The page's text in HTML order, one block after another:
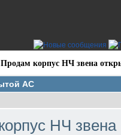
Продам корпус НЧ звена
АС
НЧ